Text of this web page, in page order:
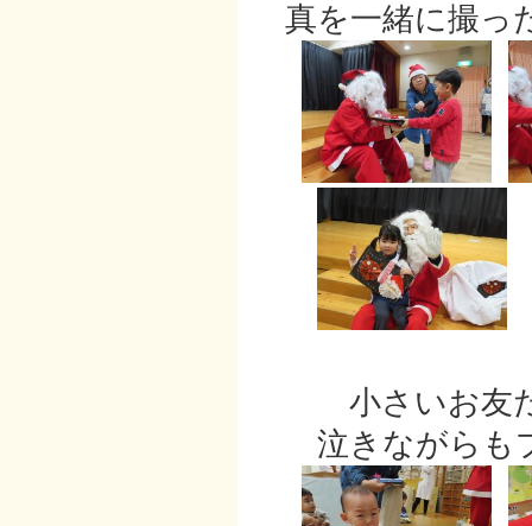
真を一緒に撮っ
小さいお友だ
泣きながらも